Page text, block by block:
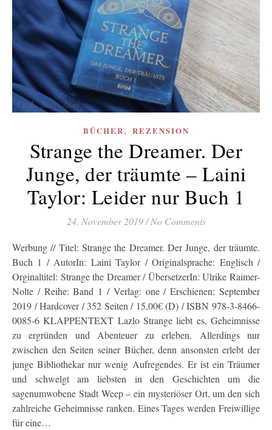
BÜCHER, REZENSION
Strange the Dreamer. Der
Junge, der träumte – Laini
Taylor: Leider nur Buch 1
24. November 2019/ No Comments
Werbung // Titel: Strange the Dreamer. Der Junge, der träumte.
Buch 1 / AutorIn: Laini Taylor / Originalsprache: Englisch /
Orginaltitel: Strange the Dreamer / ÜbersetzerIn: Ulrike Raimer-
Nolte / Reihe: Band 1 / Verlag: one / Erschienen: September
2019 / Hardcover / 352 Seiten / 15,00€ (D) / ISBN 978-3-8466-
0085-6 KLAPPENTEXT Lazlo Strange liebt es, Geheimnisse
zu ergründen und Abenteuer zu erleben. Allerdings nur
zwischen den Seiten seiner Bücher, denn ansonsten erlebt der
junge Bibliothekar nur wenig Aufregendes. Er ist ein Träumer
und schwelgt am liebsten in den Geschichten um die
sagenumwobene Stadt Weep – ein mysteriöser Ort, um den sich
zahlreiche Geheimnisse ranken. Eines Tages werden Freiwillige
für eine…